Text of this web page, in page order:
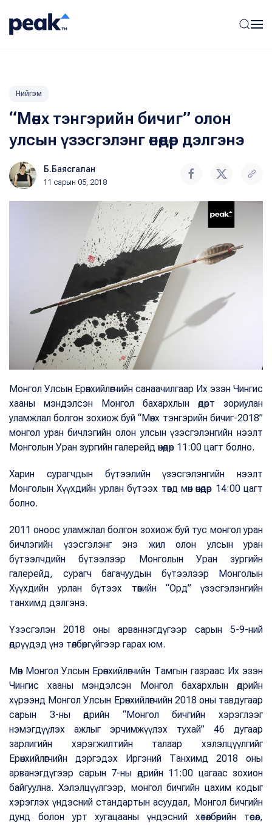
Нийгэм
“Мөнх тэнгэрийн бичиг” олон
улсын үзэсгэлэнг өнөөдөр дэлгэнэ
Б.Баясгалан
11 сарын 05, 2018
Монгол Улсын Ерөнхийлөгчийн санаачилгаар Их эзэн Чингис
хааны мэндэлсэн Монгол бахархлын өдөрт зориулан
уламжлал болгон зохиож буй “Мөнх тэнгэрийн бичиг-2018”
монгол уран бичлэгийн олон улсын үзэсгэлэнгийн нээлт
Монголын Уран зургийн галерейд өнөөдөр 11:00 цагт болно.
Харин сурагчдын бүтээлийн үзэсгэлэнгийн нээлт
Монголын Хүүхдийн урлан бүтээх төвд мөн өнөөдөр 14:00 цагт
болно.
2011 оноос уламжлал болгон зохиож буй тус монгол уран
бичлэгийн үзэсгэлэнг энэ жил олон улсын уран
бүтээлчдийн бүтээлээр Монголын Уран зургийн
галерейд, сурагч багачуудын бүтээлээр Монголын
Хүүхдийн урлан бүтээх төвийн “Орд” үзэсгэлэнгийн
танхимд дэлгэнэ.
Үзэсгэлэн 2018 оны арваннэгдүгээр сарын 5-9-ний
өдрүүдэд үнэ төлбөргүйгээр гарах юм.
Мөн Монгол Улсын Ерөнхийлөгчийн Тамгын газраас Их эзэн
Чингис хааны мэндэлсэн Монгол бахархлын өдрийн
хүрээнд Монгол Улсын Ерөнхийлөгчийн 2018 оны тавдугаар
сарын 3-ны өдрийн “Монгол бичгийн хэрэглээг
нэмэгдүүлэх ажлыг эрчимжүүлэх тухай” 46 дугаар
зарлигийн хэрэгжилтийн талаар хэлэлцүүлгийг
Ерөнхийлөгчийн дэргэдэх Иргэний Танхимд 2018 оны
арванэгдүгээр сарын 7-ны өдрийн 11:00 цагаас зохион
байгуулна. Хэлэлцүүлгээр, монгол бичгийн цахим кодыг
хэрэглэх үндэсний стандартын асуудал, Монгол бичгийн
дунд болон урт хугацааны үндэсний хөтөлбөрийн төсөл,